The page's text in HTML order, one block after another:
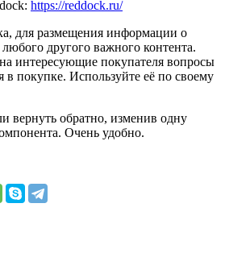
https://reddock.ru/
для размещения информации о
другого важного контента.
интересующие покупателя вопросы
в покупке. Используйте её по своему
вернуть обратно, изменив одну
Очень удобно.